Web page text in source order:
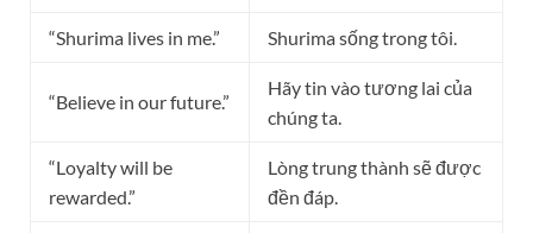
“Shurima lives in me.” Shurima sống trong tôi.
“Believe in our future.”
Hãy tin vào tương lai của
chúng ta.
“Loyalty will be
rewarded.”
Lòng trung thành sẽ được
đền đáp.